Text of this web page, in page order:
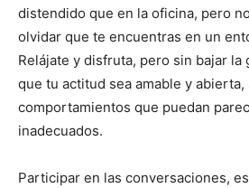
distendido que en la oficina, pero
olvidar que te encuentras en un
Relájate y disfruta, pero sin bajar la
que tu actitud sea amable y abierta,
comportamientos que puedan
inadecuados.
Participar en las conversaciones,